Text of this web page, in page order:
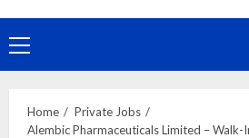
Primary
Menu
Home
Private Jobs
Alembic Pharmaceuticals Limited –